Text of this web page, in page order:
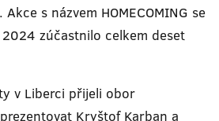
s názvem HOMECOMING se
zúčastnilo celkem deset
v Liberci přijeli obor
Kryštof Karban a